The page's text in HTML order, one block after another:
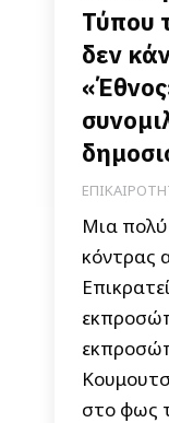
Τύπου
δεν
Μια
κόντρας
στο φως